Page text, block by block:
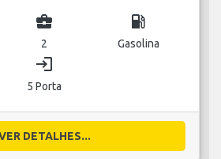
business_center
2
local_gas_station
Gasolina
login
5 Porta
DETALHES...